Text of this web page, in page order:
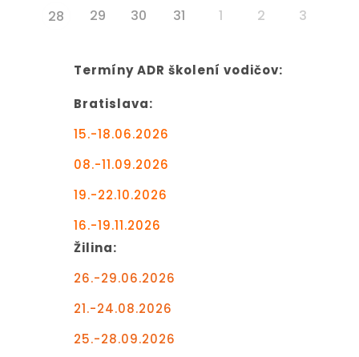
28 29 30 31 1 2 3
Termíny ADR školení vodičov:
Bratislava:
15.-18.06.2026
08.-11.09.2026
19.-22.10.2026
16.-19.11.2026
Žilina:
26.-29.06.2026
21.-24.08.2026
25.-28.09.2026